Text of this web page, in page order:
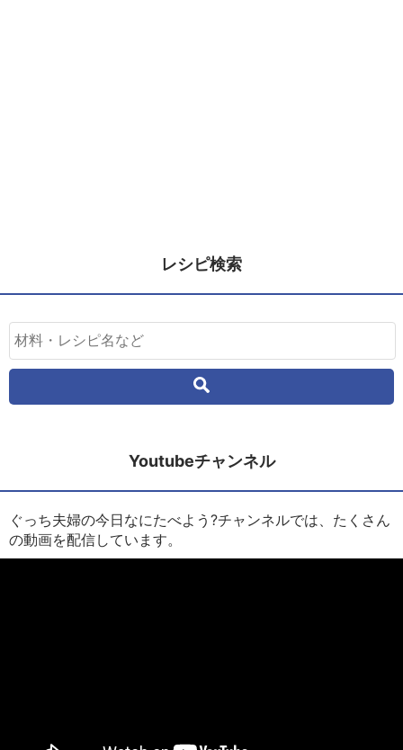
レシピ検索
Youtubeチャンネル
ぐっち夫婦の今日なにたべよう?チャンネルでは、たくさん
の動画を配信しています。